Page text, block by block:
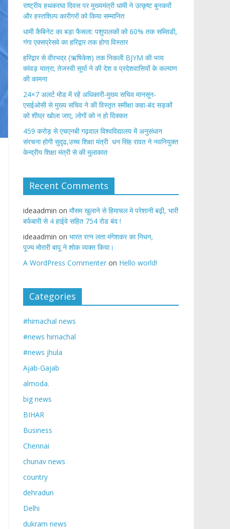
राष्ट्रीय हथकरघा दिवस पर मुख्यमंत्री धामी ने उत्कृष्ट बुनकरों
और हस्तशिल्प कारीगरों को किया सम्मानित
​धामी कैबिनेट का बड़ा फैसला: पशुपालकों को 60% तक सब्सिडी,
गंगा एक्सप्रेसवे का हरिद्वार तक होगा विस्तार
​हरिद्वार से वीरभद्र (ऋषिकेश) तक निकली BJYM की भव्य
कांवड़ यात्रा; तेजस्वी सूर्या ने की देश व प्रदेशवासियों के कल्याण
की कामना
24×7 अलर्ट मोड में रहें अधिकारी-मुख्य सचिव मानसून-
एसईओसी से मुख्य सचिव ने की विस्तृत समीक्षा कहा-बंद सड़कों
को शीघ्र खोला जाए, लोगों को न हो दिक्कत
459 करोड़ से एचएनबी गढ़वाल विश्वविद्यालय में अनुसंधान
संरचना होगी सुदृढ,उच्च शिक्षा मंत्री धन सिंह रावत ने नवनियुक्त
केन्द्रीय शिक्षा मंत्री से की मुलाकात
Recent Comments
ideaadmin on मौसम खुलाने से हिमाचल मे परेशानी बढ़ी, भारी
बर्फबारी से 4 हाईवे सहित 754 रोड बंद !
ideaadmin on भारत रत्न लता मंगेशकर का निधन,
पूज्य मोरारी बापू ने शोक व्यक्त किया।
A WordPress Commenter on Hello world!
Categories
#himachal news
#news himachal
#news jhula
Ajab-Gajab
almoda.
big news
BIHAR
Business
Chennai
chunav news
country
dehradun
Delhi
dukram news